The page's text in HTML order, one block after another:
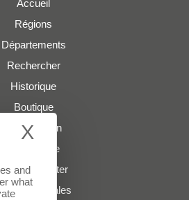
Accueil
Régions
Départements
Rechercher
Historique
Boutique
Présentation
Plan du site
contacter
légales
and
what
X Hide cookie